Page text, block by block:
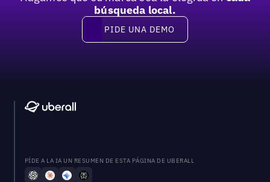
búsqueda local.
Pide una demo
PIDE UNA DEMO
PÍDE A LA IA UN RESUMEN DE ESTA PÁGINA DE UBERALL